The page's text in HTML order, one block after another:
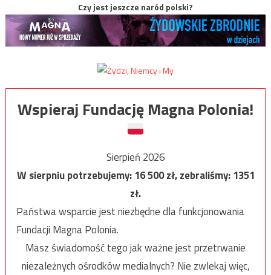
Czy jest jeszcze naród polski?
Wspieraj Fundację Magna Polonia!
Sierpień 2026
W sierpniu potrzebujemy:16 500zł, zebraliśmy:1351
zł.
Państwa wsparcie jest niezbędne dla funkcjonowania
Fundacji Magna Polonia.
Masz świadomość tego jak ważne jest przetrwanie
niezależnych ośrodków medialnych? Nie zwlekaj więc,